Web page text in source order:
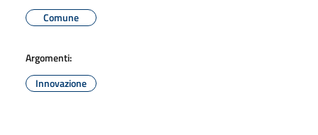
Comune
Argomenti:
Innovazione